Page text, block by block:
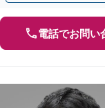
電話でお問い